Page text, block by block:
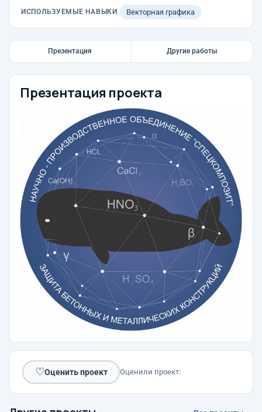
ИСПОЛЬЗУЕМЫЕ НАВЫКИ Векторная графика
Презентация Другие работы
Презентация проекта
♡Оценить проект Оценили проект: